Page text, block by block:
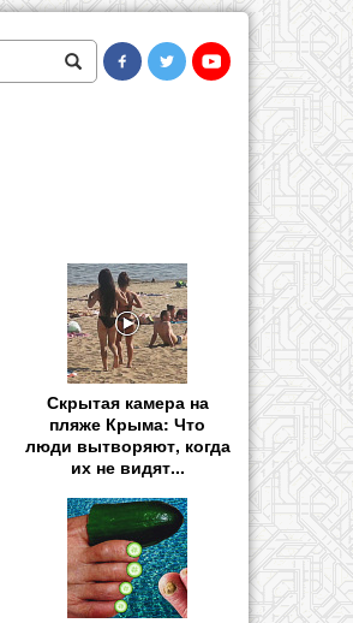
Скрытая камера на
пляже Крыма: Что
люди вытворяют, когда
их не видят...